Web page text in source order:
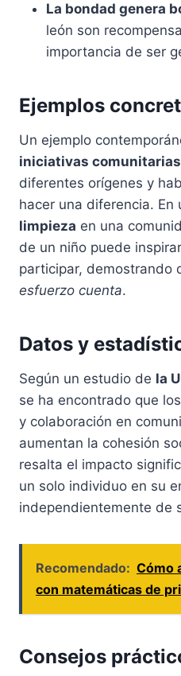
La bondad genera
león son
importancia de ser
Ejemplos
Un ejemplo
iniciativas comunitarias
diferentes orígenes y
hacer una diferencia. En
limpieza en una
de un niño puede
participar, demostrando
esfuerzo cuenta.
Datos y
Según un estudio de la
se ha encontrado que
y colaboración en
aumentan la cohesión
resalta el impacto
un solo individuo en su
independientemente de
Recomendado: Cómo
con matemáticas de
Consejos